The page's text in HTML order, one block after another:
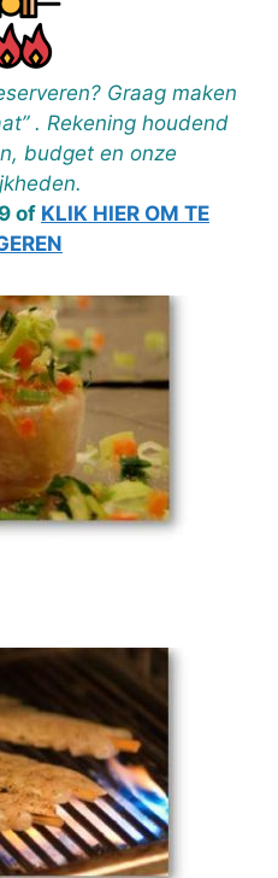
Graag maken
. Rekening houdend
budget en onze
of KLIK HIER OM TE